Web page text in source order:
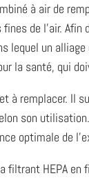
à air de
de l’air.
lequel un
la santé, qui
remplacer. Il
son
optimale de
filtrant HEPA